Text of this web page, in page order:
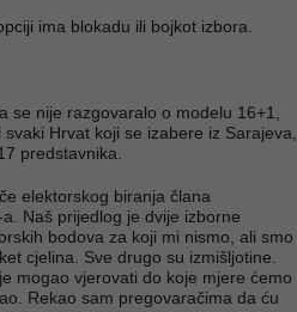
ima blokadu ili bojkot izbora.
nije razgovaralo o modelu 16+1,
Hrvat koji se izabere iz Sarajeva,
predstavnika.
elektorskog biranja člana
Naš prijedlog je dvije izborne
bodova za koji mi nismo, ali smo
cjelina. Sve drugo su izmišljotine.
mogao vjerovati do koje mjere ćemo
Rekao sam pregovaračima da ću